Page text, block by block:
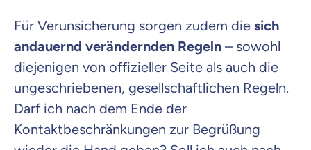
Für Verunsicherung sorgen zudem die sich
andauernd verändernden Regeln – sowohl
diejenigen von offizieller Seite als auch die
ungeschriebenen, gesellschaftlichen Regeln.
Darf ich nach dem Ende der
Kontaktbeschränkungen zur Begrüßung